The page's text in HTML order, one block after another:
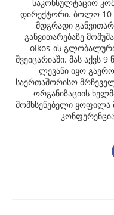
საკონსულტაციო
დირექტორი. ბოლო 10
მდგრადი
განვითარებაზე
oikos-ის
შვეიცარიაში. მას აქვს
ლევანი იყო
საერთაშორისო
ორგანიზაციის
მომხსენებელი ყოფილა